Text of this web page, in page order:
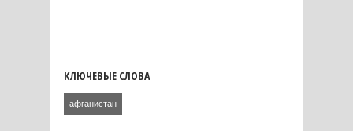
КЛЮЧЕВЫЕ СЛОВА
афганистан